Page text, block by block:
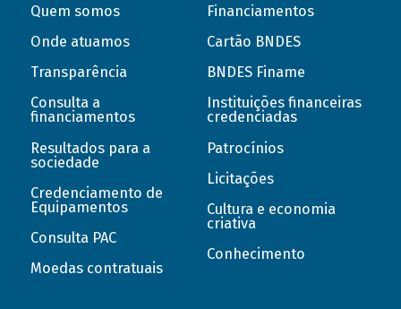
Quem somos
Onde atuamos
Transparência
Consulta a
financiamentos
Resultados para a
sociedade
Credenciamento de
Equipamentos
Consulta PAC
Moedas contratuais
Financiamentos
Cartão BNDES
BNDES Finame
Instituições financeiras
credenciadas
Patrocínios
Licitações
Cultura e economia
criativa
Conhecimento